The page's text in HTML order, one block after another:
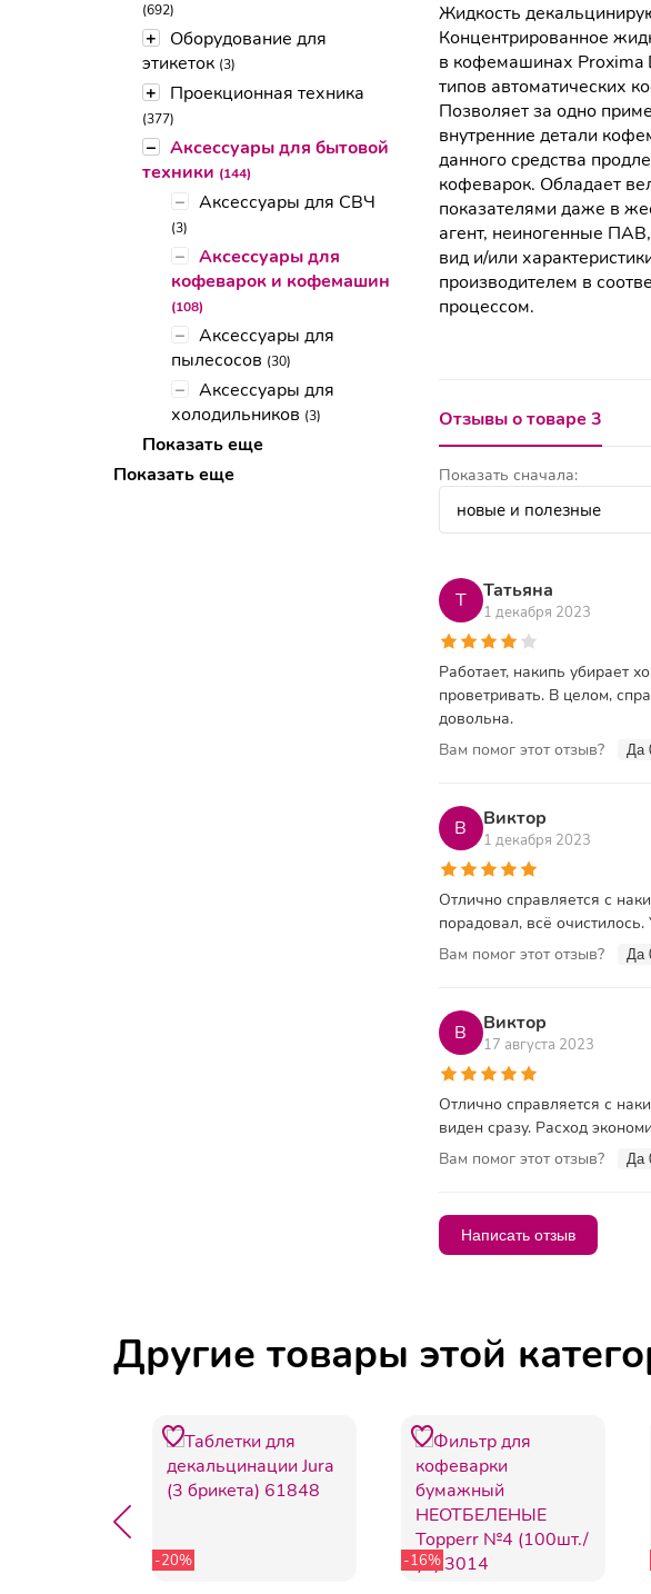
(692)
+
Оборудование для
этикеток (3)
+ Проекционная техника
(377)
– Аксессуары для бытовой
техники (144)
– Аксессуары для СВЧ
(3)
– Аксессуары для
кофеварок и кофемашин
(108)
– Аксессуары для
пылесосов (30)
– Аксессуары для
холодильников (3)
Показать еще
Показать еще
Жидкость
Концентрированное
в кофемашинах Proxima
типов автоматических
Позволяет за одно
внутренние детали
данного средства
кофеварок. Обладает
показателями даже в
агент, неиногенные
вид и/или
производителем в
процессом.
Отзывы о товаре 3
Показать сначала:
Т Татьяна
1 декабря 2023
Работает, накипь убирает
проветривать. В целом,
довольна.
Вам помог этот отзыв?
Да
В Виктор
1 декабря 2023
Отлично справляется с
порадовал, всё
Вам помог этот отзыв?
Да
В Виктор
17 августа 2023
Отлично справляется с
виден сразу. Расход
Вам помог этот отзыв?
Да
Написать отзыв
Другие товары этой
-20% -16%